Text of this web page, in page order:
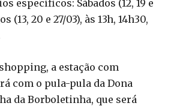
específicos: Sábados (12, 19 e
(13, 20 e 27/03), às 13h, 14h30,
a estação com
com o pula-pula da Dona
da Borboletinha, que será